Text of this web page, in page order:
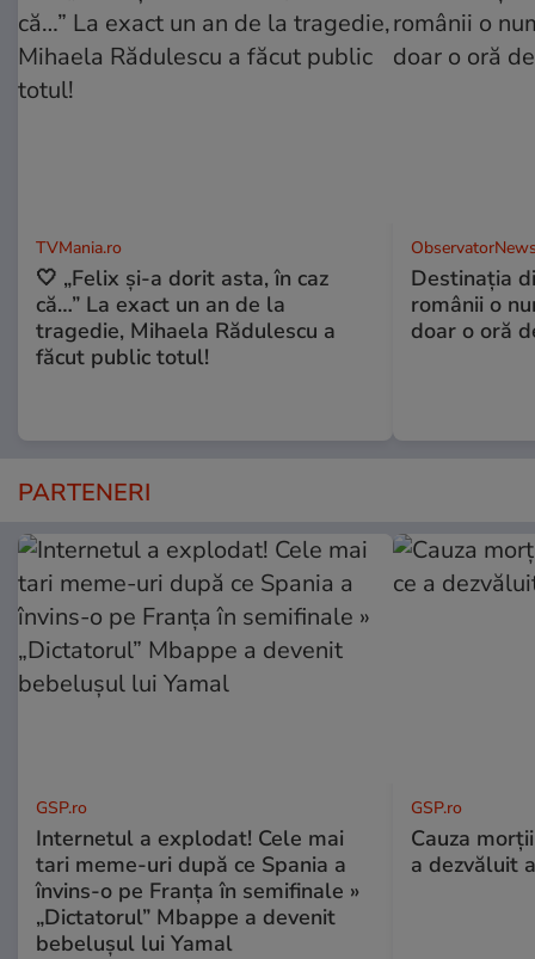
TVMania.ro
🤍 „Felix și-a dorit asta, în caz
că…” La exact un an de la
tragedie, Mihaela Rădulescu a
făcut public totul!
Destinaţia
românii o
doar o oră
PARTENERI
GSP.ro
Internetul a explodat! Cele mai
tari meme-uri după ce Spania a
învins-o pe Franța în semifinale »
„Dictatorul” Mbappe a devenit
bebelușul lui Yamal
GSP.ro
Cauza
a dezvăluit